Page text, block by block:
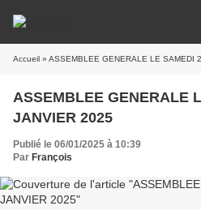
Accueil » ASSEMBLEE GENERALE LE SAMEDI
ASSEMBLEE GENERALE
JANVIER 2025
Publié le 06/01/2025 à 10:39
Par François